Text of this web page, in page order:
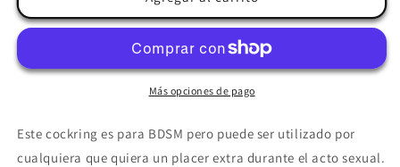
HARD
-
ANILLO
URETRA
HARD
-
EXTREME
ANILLO
CON
URETRA
Más opciones de pago
Este cockring es para BDSM pero puede ser utilizado por
cualquiera que quiera un placer extra durante el acto sexual.